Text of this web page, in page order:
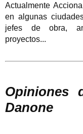
Actualmente
en algunas
jefes de obra,
proyectos...
Opiniones
Danone